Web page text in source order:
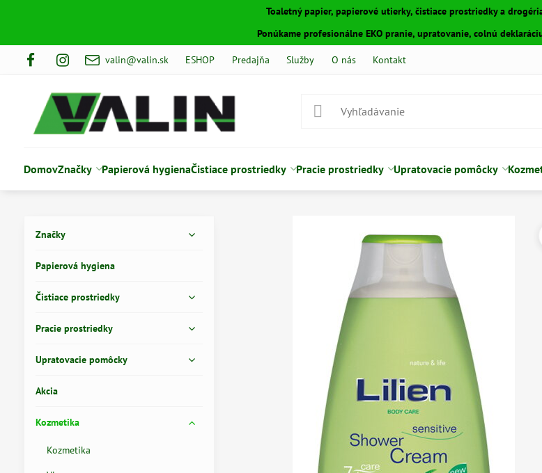
Toaletný papier, papierové utierky, čistiace prostriedky a
Ponúkame profesionálne EKO pranie, upratovanie, colnú
valin@valin.sk ESHOP Predajňa Služby O nás Kontakt
DomovZnačky Papierová hygienaČistiace prostriedky Pracie prostriedky Upratovacie pomôcky
Značky
Papierová hygiena
Čistiace prostriedky
Pracie prostriedky
Upratovacie pomôcky
Akcia
Kozmetika
Kozmetika